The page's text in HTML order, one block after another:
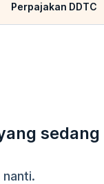
Perpajakan DDTC
sedang